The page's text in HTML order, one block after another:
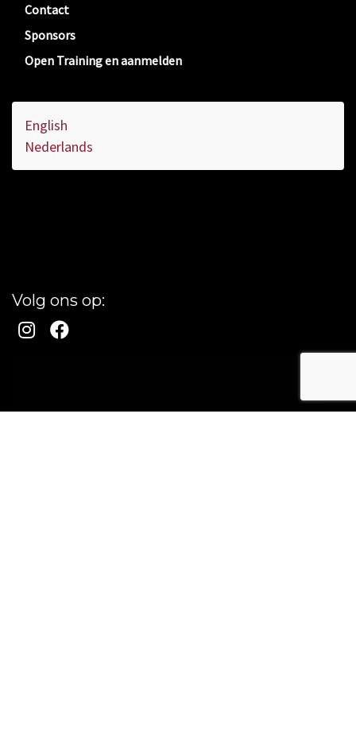
Contact
Sponsors
Open Training en aanmelden
English
Nederlands
Volg ons op: